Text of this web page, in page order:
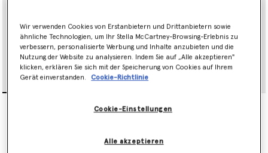
Zweifachfaltbrieftasche
Kette
Wir verwenden Cookies von Erstanbietern und Drittanbietern sowie
ähnliche Technologien, um Ihr Stella McCartney-Browsing-Erlebnis zu
verbessern, personalisierte Werbung und Inhalte anzubieten und die
Nutzung der Website zu analysieren. Indem Sie auf „Alle akzeptieren"
klicken, erklären Sie sich mit der Speicherung von Cookies auf Ihrem
Gerät einverstanden.
Cookie-Richtlinie
Cookie-Einstellungen
Alle akzeptieren